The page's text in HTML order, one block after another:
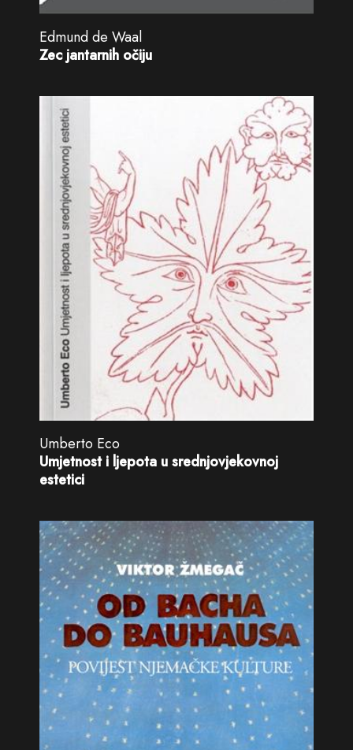
Edmund de Waal
Zec jantarnih očiju
Umberto Eco
Umjetnost i ljepota u srednjovjekovnoj
estetici